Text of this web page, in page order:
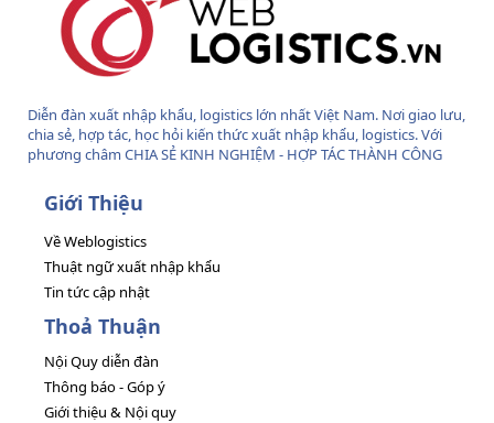
Diễn đàn xuất nhập khẩu, logistics lớn nhất Việt Nam. Nơi giao lưu,
chia sẻ, hợp tác, học hỏi kiến thức xuất nhập khẩu, logistics. Với
phương châm CHIA SẺ KINH NGHIỆM - HỢP TÁC THÀNH CÔNG
Giới Thiệu
Về Weblogistics
Thuật ngữ xuất nhập khẩu
Tin tức cập nhật
Thoả Thuận
Nội Quy diễn đàn
Thông báo - Góp ý
Giới thiệu & Nội quy